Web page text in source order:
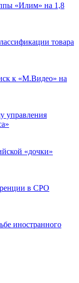
«Илим» на 1,8
товара
к «М.Видео» на
управления
«дочки»
в СРО
иностранного